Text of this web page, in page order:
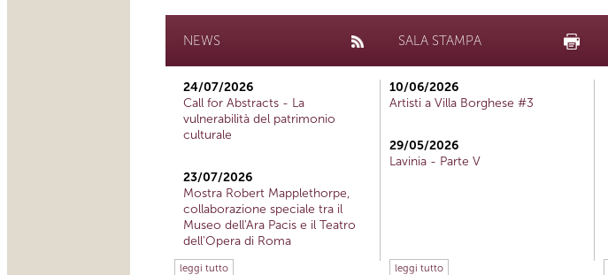
NEWS
24/07/2026
Call for Abstracts - La
vulnerabilità del patrimonio
culturale
23/07/2026
Mostra Robert Mapplethorpe,
collaborazione speciale tra il
Museo dell'Ara Pacis e il Teatro
dell'Opera di Roma
leggi tutto
SALA STAMPA
10/06/2026
Artisti a Villa Borghese #3
29/05/2026
Lavinia - Parte V
leggi tutto